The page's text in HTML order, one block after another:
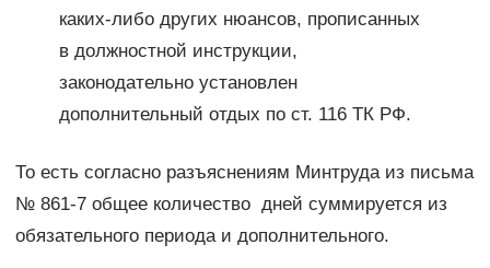
каких-либо других нюансов, прописанных
в должностной инструкции,
законодательно установлен
дополнительный отдых по ст. 116 ТК РФ.
То есть согласно разъяснениям Минтруда из письма
№ 861-7 общее количество дней суммируется из
обязательного периода и дополнительного.